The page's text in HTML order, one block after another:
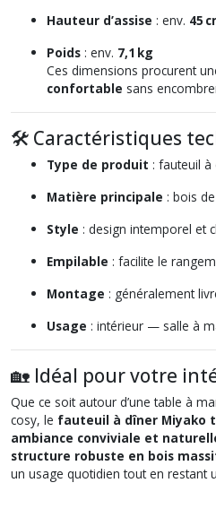
Hauteur d’assise : env. 45
Poids : env. 7,1 kg
Ces dimensions procurent
confortable sans
🛠️ Caractéristiques
Type de produit : fauteuil à
Matière principale : bois
Style : design intemporel et
Empilable : facilite le
Montage : généralement
Usage : intérieur — salle à
🏡 Idéal pour votre
Que ce soit autour d’une table à
cosy, le fauteuil à dîner Miyako
ambiance conviviale et
structure robuste en bois
un usage quotidien tout en restant